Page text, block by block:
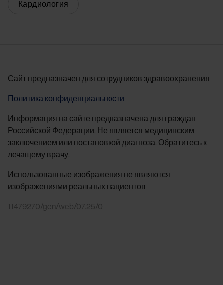
Кардиология
Сайт предназначен для сотрудников здравоохранения
Политика конфиденциальности
Информация на сайте предназначена для граждан
Российской Федерации. Не является медицинским
заключением или постановкой диагноза. Обратитесь к
лечащему врачу.
Использованные изображения не являются
изображениями реальных пациентов
11479270/gen/web/07.25/0